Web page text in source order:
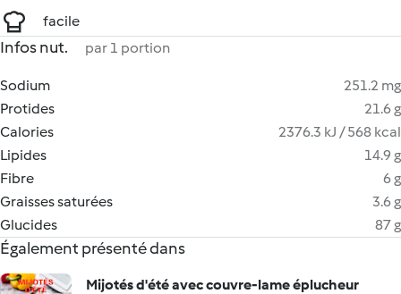
facile
Infos nut. par 1 portion
Sodium
251.2 mg
Protides
21.6 g
Calories
2376.3 kJ / 568 kcal
Lipides
14.9 g
Fibre
6 g
Graisses saturées
3.6 g
Glucides
87 g
Également présenté dans
Mijotés d'été avec couvre-lame éplucheur